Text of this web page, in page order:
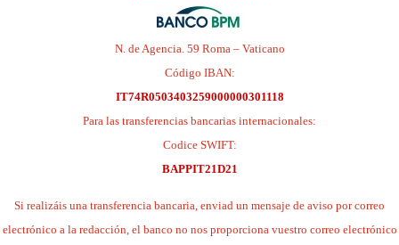
N. de Agencia. 59 Roma – Vaticano
Código IBAN:
IT74R0503403259000000301118
Para las transferencias bancarias internacionales:
Codice SWIFT:
BAPPIT21D21
Si realizáis una transferencia bancaria, enviad un mensaje de aviso por correo
electrónico a la redacción, el banco no nos proporciona vuestro correo electrónico